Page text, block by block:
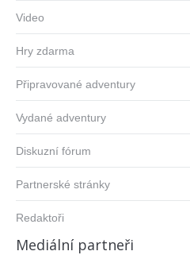
Video
Hry zdarma
Připravované adventury
Vydané adventury
Diskuzní fórum
Partnerské stránky
Redaktoři
Mediální partneři